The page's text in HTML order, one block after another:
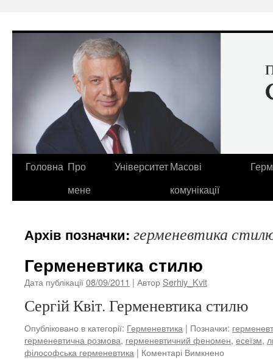
до
Головна Про
мене
УніверситетМасові
комунікації
Архів позначки: герменевтика
Герменевтика стилю
Дата публікації08/09/2011 | Автор Serhiy_Kvit
Сергій Квіт. Герменевтика стилю
Опубліковано в категорії: Герменевтика | Позначки:
герменевтична розмова, герменевтичний феномен, есеїзм,
філософська герменевтика | Коментарі Вимкнено